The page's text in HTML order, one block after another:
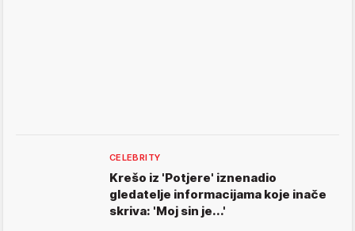
CELEBRITY
Krešo iz 'Potjere' iznenadio
gledatelje informacijama koje inače
skriva: 'Moj sin je...'